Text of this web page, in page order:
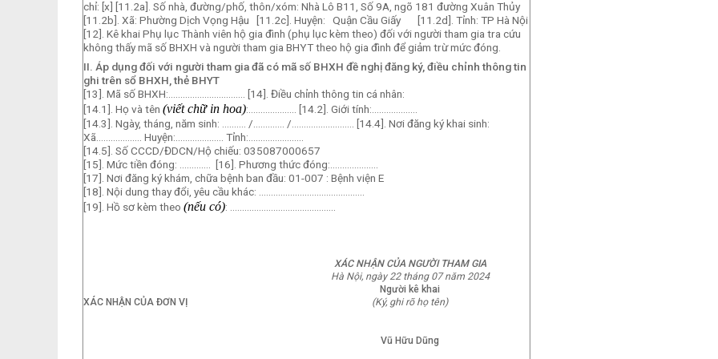
chỉ: [x] [11.2a]. Số nhà, đường/phố, thôn/xóm: Nhà Lô B11, Số 9A, ngõ 181 đường Xuân Thủy
[11.2b]. Xã: Phường Dịch Vọng Hậu [11.2c]. Huyện: Quận Cầu Giấy [11.2d]. Tỉnh: TP Hà Nội
[12]. Kê khai Phụ lục Thành viên hộ gia đình (phụ lục kèm theo) đối với người tham gia tra cứu
không thấy mã số BHXH và người tham gia BHYT theo hộ gia đình để giảm trừ mức đóng.
II. Áp dụng đối với người tham gia đã có mã số BHXH đề nghị đăng ký, điều chỉnh thông tin
ghi trên sổ BHXH, thẻ BHYT
[13]. Mã số BHXH:………………………….. [14]. Điều chỉnh thông tin cá nhân:
[14.1]. Họ và tên (viết chữ in hoa):……………….. [14.2]. Giới tính:……………….
[14.3]. Ngày, tháng, năm sinh: ………. /…………. /…………………….. [14.4]. Nơi đăng ký khai sinh:
Xã………………. Huyện:……………….. Tỉnh:…………………..
[14.5]. Số CCCD/ĐDCN/Hộ chiếu: 035087000657
[15]. Mức tiền đóng: …………. [16]. Phương thức đóng:………………..
[17]. Nơi đăng ký khám, chữa bệnh ban đầu: 01-007 : Bệnh viện E
[18]. Nội dung thay đổi, yêu cầu khác: ……………………………………..
[19]. Hồ sơ kèm theo (nếu có): ……………………………………..
XÁC NHẬN CỦA ĐƠN VỊ
XÁC NHẬN CỦA NGƯỜI THAM GIA
Hà Nội, ngày 22 tháng 07 năm 2024
Người kê khai
(Ký, ghi rõ họ tên)
Vũ Hữu Dũng